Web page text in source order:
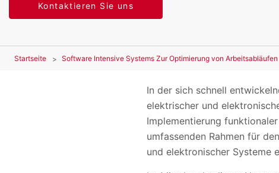
Kontaktieren Sie uns
Startseite Software Intensive Systems Zur Optimierung von Arbeitsabläufen
In der sich schnell
elektrischer und
Implementierung
umfassenden Rahmen für
und elektronischer Systeme